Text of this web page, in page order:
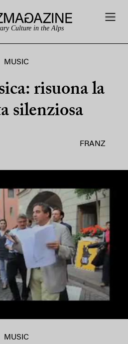
Culture in the Alps
MUSIC
risuona la
silenziosa
FRANZ
MUSIC